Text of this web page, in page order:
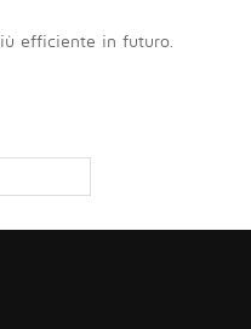
efficiente in futuro.